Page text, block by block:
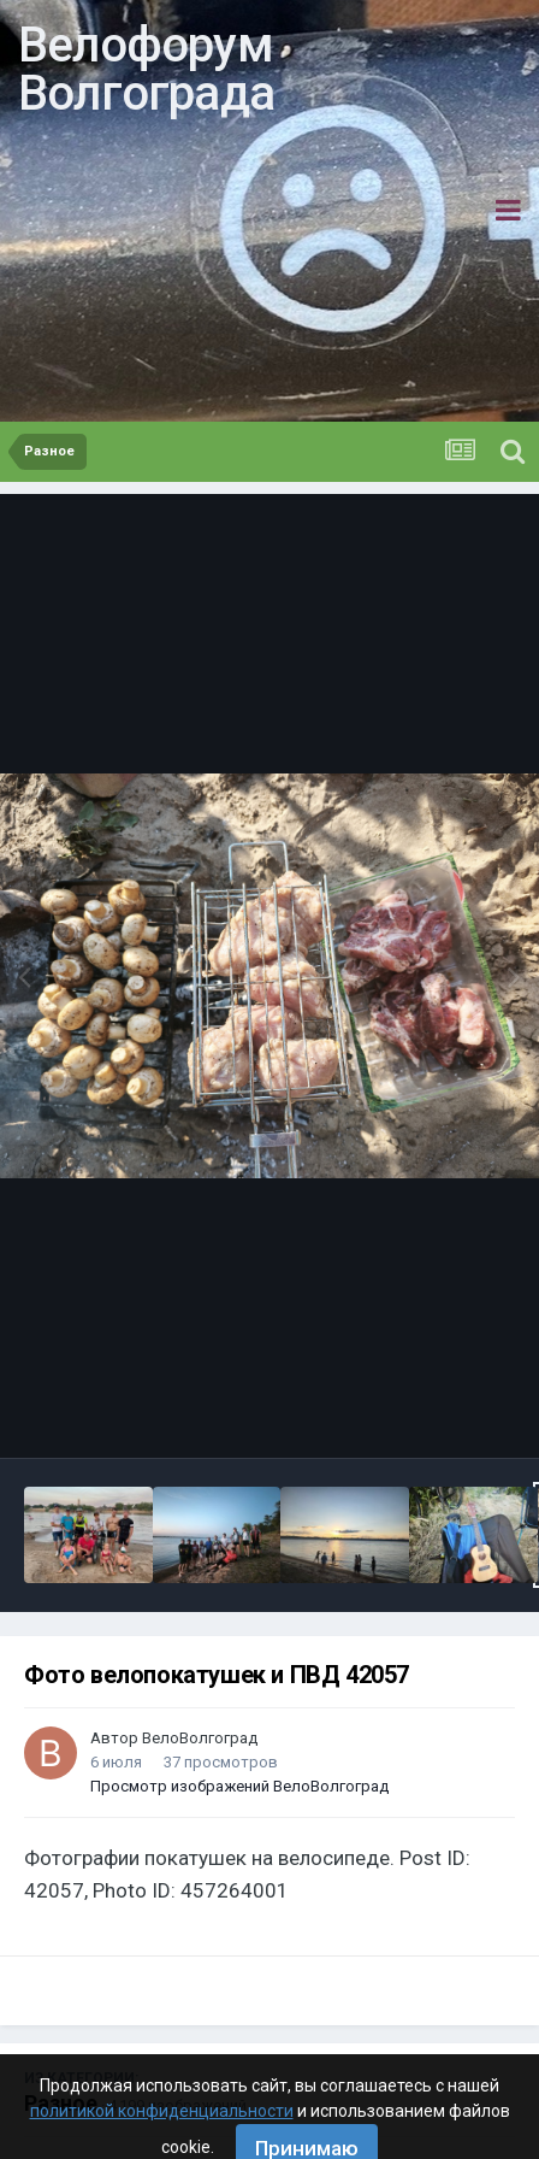
Велофорум
Волгограда
Разное
Фото велопокатушек и ПВД 42057
Автор ВелоВолгоград
6 июля
37 просмотров
Просмотр изображений ВелоВолгоград
Фотографии покатушек на велосипеде. Post ID:
42057, Photo ID: 457264001
ИЗ КАТЕГОРИИ:
Разное · 4 199 изображений
Продолжая использовать сайт, вы соглашаетесь с нашей
политикой конфиденциальности и использованием файлов
cookie.
Принимаю